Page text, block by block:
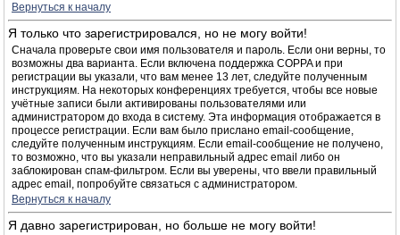
Вернуться к началу
Я только что зарегистрировался, но не могу войти!
Сначала проверьте свои имя пользователя и пароль. Если они верны, то
возможны два варианта. Если включена поддержка COPPA и при
регистрации вы указали, что вам менее 13 лет, следуйте полученным
инструкциям. На некоторых конференциях требуется, чтобы все новые
учётные записи были активированы пользователями или
администратором до входа в систему. Эта информация отображается в
процессе регистрации. Если вам было прислано email-сообщение,
следуйте полученным инструкциям. Если email-сообщение не получено,
то возможно, что вы указали неправильный адрес email либо он
заблокирован спам-фильтром. Если вы уверены, что ввели правильный
адрес email, попробуйте связаться с администратором.
Вернуться к началу
Я давно зарегистрирован, но больше не могу войти!